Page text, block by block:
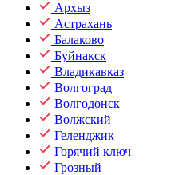
Архыз
Астрахань
Балаково
Буйнакск
Владикавказ
Волгоград
Волгодонск
Волжский
Геленджик
Горячий ключ
Грозный